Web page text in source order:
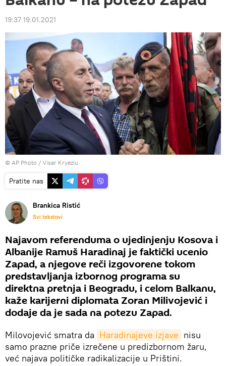
19:37 19.01.2021
© AP Photo / Visar Kryeziu
Pratite nas
Brankica Ristić
Svi tekstovi
Najavom referenduma o ujedinjenju Kosova i
Albanije Ramuš Haradinaj je faktički ucenio
Zapad, a njegove reči izgovorene tokom
predstavljanja izbornog programa su
direktna pretnja i Beogradu, i celom Balkanu,
kaže karijerni diplomata Zoran Milivojević i
dodaje da je sada na potezu Zapad.
Milovojević smatra da Haradinajeve izjave nisu
samo prazne priče izrečene u predizbornom žaru,
već najava političke radikalizacije u Prištini.